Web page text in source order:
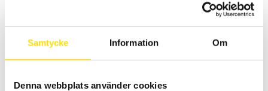
Samtycke Information Om
Denna webbplats använder cookies
Mecmesin Cable Cam Grip